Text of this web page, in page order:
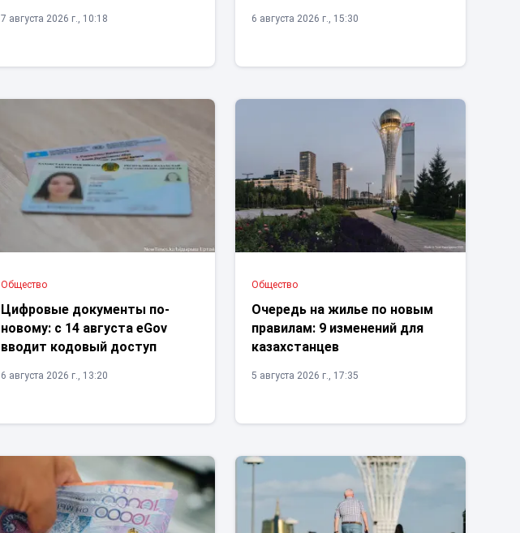
7 августа 2026 г., 10:18 6 августа 2026 г., 15:30
Общество
Цифровые документы по-
новому: с 14 августа eGov
вводит кодовый доступ
6 августа 2026 г., 13:20
Общество
Очередь на жилье по новым
правилам: 9 изменений для
казахстанцев
5 августа 2026 г., 17:35